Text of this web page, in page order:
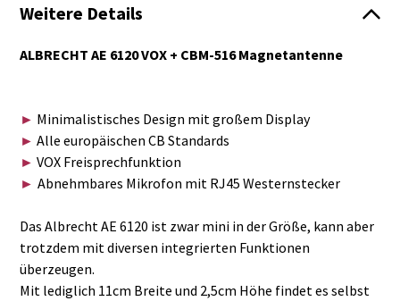
Weitere Details
ALBRECHT AE 6120 VOX + CBM-516 Magnetantenne
► Minimalistisches Design mit großem Display
► Alle europäischen CB Standards
► VOX Freisprechfunktion
►Abnehmbares Mikrofon mit RJ45 Westernstecker
Das Albrecht AE 6120 ist zwar mini in der Größe, kann aber
trotzdem mit diversen integrierten Funktionen
überzeugen.
Mit lediglich 11cm Breite und 2,5cm Höhe findet es selbst